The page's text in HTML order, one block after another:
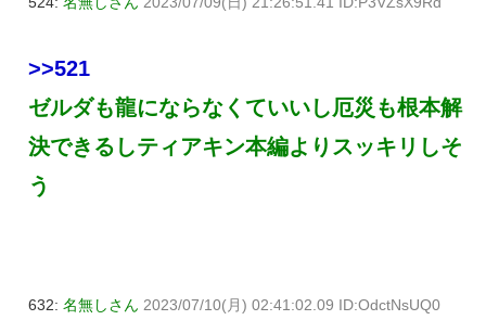
>>521
ゼルダも龍にならなくていいし厄災も根本解
決できるしティアキン本編よりスッキリしそ
う
632: 名無しさん 2023/07/10(月) 02:41:02.09 ID:OdctNsUQ0